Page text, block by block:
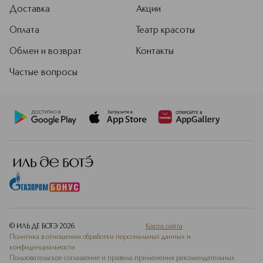
Доставка
Оплата
Обмен и возврат
Частые вопросы
Акции
Театр красоты
Контакты
© ИЛЬ ДЕ БОТЭ 2026
Карта сайта
Политика в отношении обработки персональных данных и
конфиденциальности
Пользовательское соглашение и правила применения рекомендательных